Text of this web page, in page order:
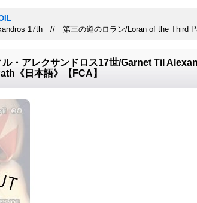
17th // 第三の道のロラン/Loran of the Third
ル・アレクサンドロス17世/Garnet Til
《日本語》【FCA】